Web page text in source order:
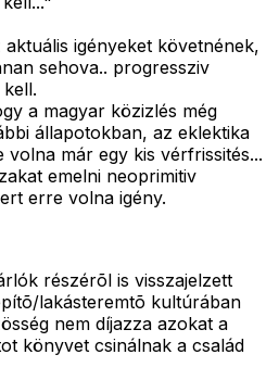
igényeket követnének,
sehova.. progressziv
a magyar közizlés még
állapotokban, az eklektika
volna már egy kis vérfrissités...
emelni neoprimitiv
erre volna igény.
részérõl is visszajelzett
lakásteremtõ kultúrában
nem díjazza azokat a
könyvet csinálnak a család